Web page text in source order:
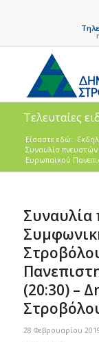
Τελευταίες
Είσαστε εδώ:
Συναυλία
Ευρωπαϊκού
Συναυλία
(20:30) –
28 Φεβρουαρίου